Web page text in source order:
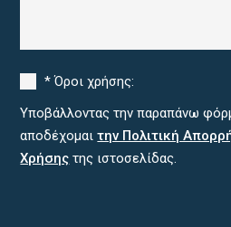
* Όροι χρήσης:
Υποβάλλοντας την παραπάνω
αποδέχομαιτην Πολιτική
Χρήσης της ιστοσελίδας.